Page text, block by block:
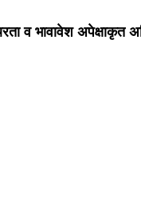
व भावावेश अपेक्षाकृत